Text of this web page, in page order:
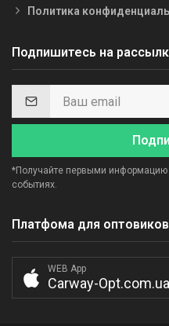
Политика
Подпишитесь на
*Получайте первыми информацию
событиях.
Платфома для оптовиков
WEB App
Carway-Opt.com.ua